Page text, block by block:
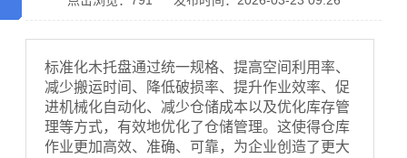
标准化木托盘通过统一规格、提高空间利用率、
减少搬运时间、降低破损率、提升作业效率、促
进机械化自动化、减少仓储成本以及优化库存管
理等方式，有效地优化了仓储管理。这使得仓库
作业更加高效、准确、可靠，为企业创造了更大